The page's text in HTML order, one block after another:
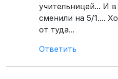
учительницей... И
сменили на 5/1....
от туда...
Ответить